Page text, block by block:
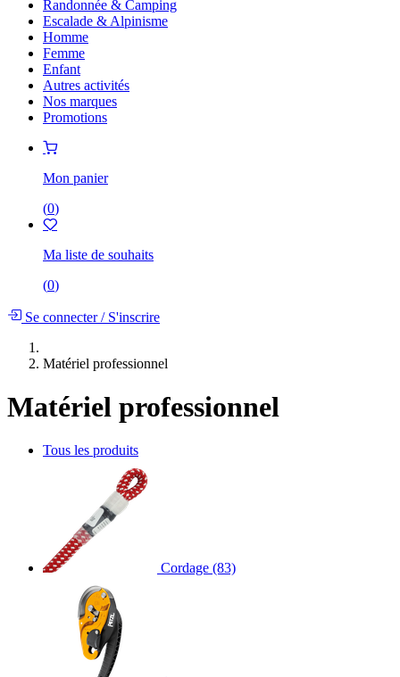
Randonnée & Camping
Escalade & Alpinisme
Homme
Femme
Enfant
Autres activités
Nos marques
Promotions
Mon panier
(0)
Ma liste de souhaits
(0)
Se connecter/S'inscrire
Matériel professionnel
Matériel professionnel
Tous les produits
Cordage (83)